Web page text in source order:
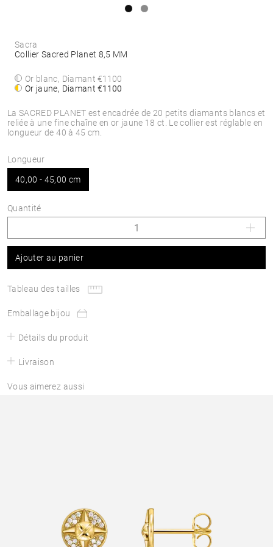
La SACRED PLANET est encadrée de 20 petits diamants blancs et
reliée à une fine chaîne en or jaune 18 ct. Le collier est réglable en
longueur de 40 à 45 cm.
Sacra
Collier Sacred Planet 8,5 MM
Or blanc, Diamant€1100
Or jaune, Diamant€1100
Longueur
40,00 - 45,00 cm
Quantité
Ajouter au panier
Tableau des tailles
Emballage bijou
Détails du produit
Livraison
Vous aimerez aussi